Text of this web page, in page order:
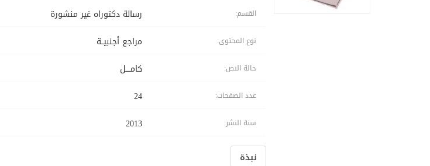
القسم: رسالة دكتوراه غير منشورة
نوع المحتوى: مراجع أجنبيــة
حالة النص: كامــــل
عدد الصفحات: 24
سنة النشر: 2013
نبذة